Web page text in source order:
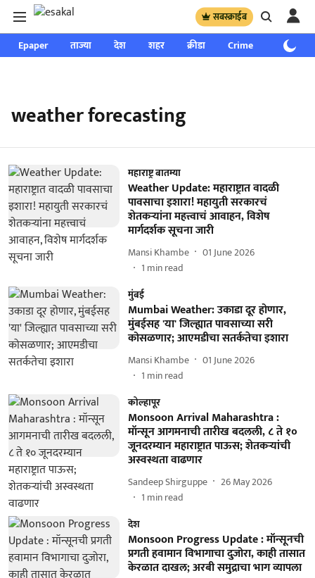
सबस्क्राईब
Epaper ताज्या देश शहर क्रीडा Crime साप्ताहिक
weather forecasting
महाराष्ट्र बातम्या
Weather Update: महाराष्ट्रात वादळी
पावसाचा इशारा! महायुती सरकारचं
शेतकऱ्यांना महत्त्वाचं आवाहन, विशेष
मार्गदर्शक सूचना जारी
Mansi Khambe
01 June 2026
1 min read
मुंबई
Mumbai Weather: उकाडा दूर होणार,
मुंबईसह 'या' जिल्ह्यात पावसाच्या सरी
कोसळणार; आएमडीचा सतर्कतेचा इशारा
Mansi Khambe
01 June 2026
1 min read
कोल्हापूर
Monsoon Arrival Maharashtra :
मॉन्सून आगमनाची तारीख बदलली, ८ ते १०
जूनदरम्यान महाराष्ट्रात पाऊस; शेतकऱ्यांची
अस्वस्थता वाढणार
Sandeep Shirguppe
26 May 2026
1 min read
देश
Monsoon Progress Update : मॉन्सूनची
प्रगती हवामान विभागाचा दुजोरा, काही तासात
केरळात दाखल; अरबी समुद्राचा भाग व्यापला